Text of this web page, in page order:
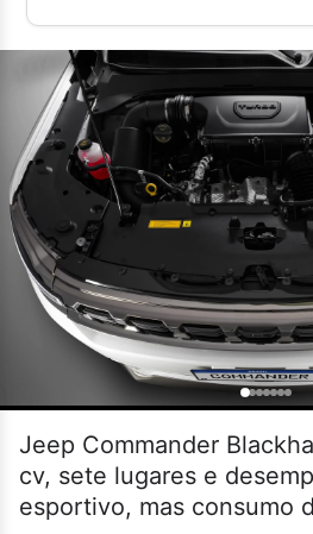
Jeep Commander
cv, sete lugares e
esportivo, mas consumo